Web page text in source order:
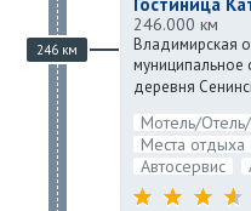
246 км
246.000 км
Владимирская
муниципальное
деревня
Мотель/Отель/
Места отдыха
Автосервис